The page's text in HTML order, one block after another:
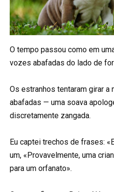
O tempo passou como em
vozes abafadas do lado de
Os estranhos tentaram girar a
abafadas — uma soava
discretamente zangada.
Eu captei trechos de frases:
um, «Provavelmente, uma
para um orfanato».